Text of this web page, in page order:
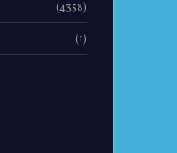
(4358)
(1)